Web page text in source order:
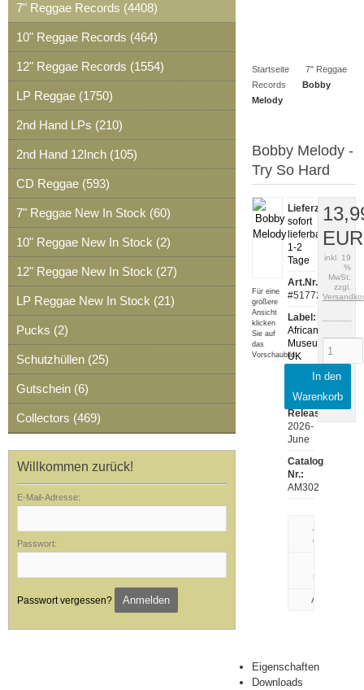
Startseite
7" Reggae
Records
Bobby
Melody
Bobby Melody -
Try So Hard
Für eine
größere
Ansicht
klicken
Sie auf
das
Vorschaubild
Lieferzeit:
sofort
lieferbar,
1-2
Tage
Art.Nr.:
#51772
Label:
African
Museum
UK
Notes:
AM302
Release:
2026-
June
Catalog
Nr.:
AM302
drucken
schreiben
EUR
inkl. 19
%
MwSt.
zzgl.
In den
Warenkorb
Eigenschaften
Downloads
7" Reggae Records (4408)
10" Reggae Records (464)
12" Reggae Records (1554)
LP Reggae (1750)
2nd Hand LPs (210)
2nd Hand 12Inch (105)
CD Reggae (593)
7" Reggae New In Stock (60)
10" Reggae New In Stock (2)
12" Reggae New In Stock (27)
LP Reggae New In Stock (21)
Pucks (2)
Schutzhüllen (25)
Gutschein (6)
Collectors (469)
Willkommen zurück!
E-Mail-Adresse:
Passwort:
Passwort vergessen? Anmelden